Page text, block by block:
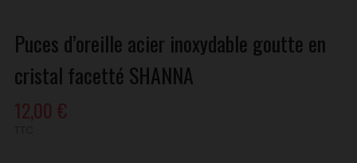
Puces d’oreille acier inoxydable goutte en
cristal facetté SHANNA
12,00 €